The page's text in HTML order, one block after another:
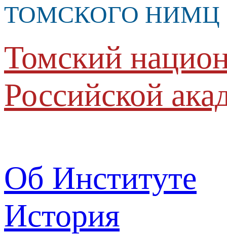
ТОМСКОГО НИМЦ
Томский
Российской
Об Институте
История